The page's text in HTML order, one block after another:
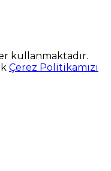
kullanmaktadır.
Çerez Politikamızı